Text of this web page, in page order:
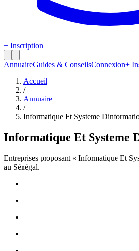
+ Inscription
AnnuaireGuides & ConseilsConnexion+
Accueil
/
Annuaire
/
Informatique Et Systeme
Informatique Et Systeme
Entreprises proposant « Informatique Et
au Sénégal.